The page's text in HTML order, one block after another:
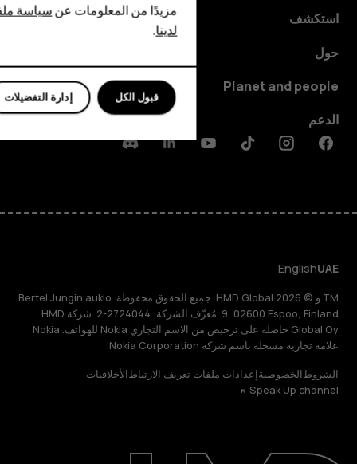
HMD Watch
للأعمال
استكشف
حول
Planet and people
الدعم
Facebook
Instagram
Tiktok
Youtube
Linkedin
Discord
UAE
English
TM و © 2026 HMD Global. جميع الحقوق محفوظة. Bertel Jungin aukio
9, 02600 Espoo, Finland. مُعرِّف الشركة: 2724044-2. شركة HMD
Global Oy حاصلة على ترخيص من الاسم التجاري Nokia للهواتف. Nokia
علامة تجارية مسجلة باسم شركة Nokia Corporation.
الشروطالخصوصيةإعدادات ملفات تعريف الارتباطالأخلاقيات
Speak Up channel
مزيدًا من المعلومات عنسياسة
لدينا.
إدارة التفضيلات قبول الكل